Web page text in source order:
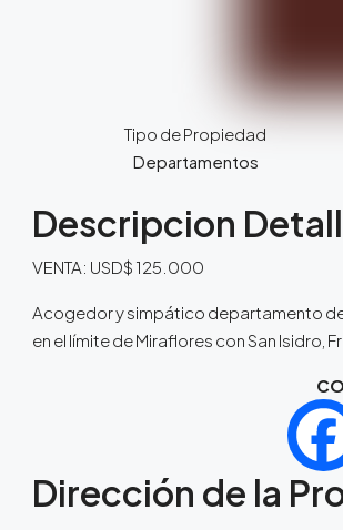
Tipo de Propiedad
Departamentos
Descripcion
VENTA: USD$ 125.000
Acogedor y simpático departamento de
en el límite de Miraflores con San Isidro,
Dirección de la